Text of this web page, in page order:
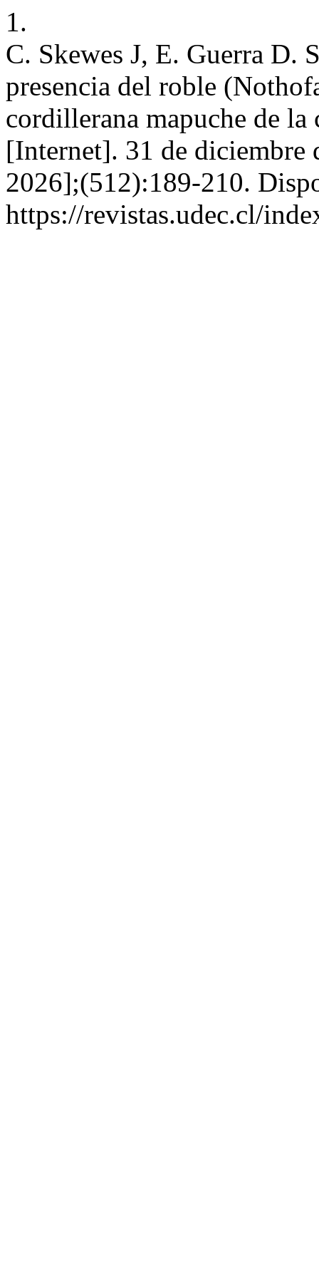
1.
C. Skewes J, E. Guerra D.
presencia del roble
cordillerana mapuche de
[Internet]. 31 de diciembre
2026];(512):189-210.
https://revistas.udec.cl/